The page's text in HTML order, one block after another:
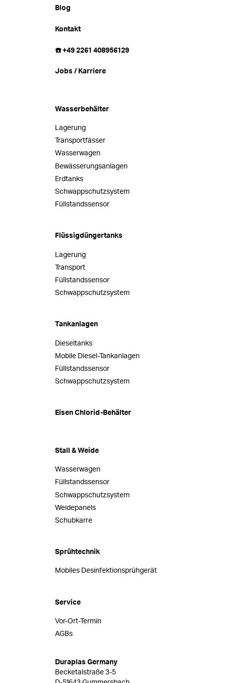
Blog
Kontakt
☎️ +49 2261 408956129
Jobs / Karriere
Wasserbehälter
Lagerung
Transportfässer
Wasserwagen
Bewässerungsanlagen
Erdtanks
Schwappschutzsystem
Füllstandssensor
Flüssigdüngertanks
Lagerung
Transport
Füllstandssensor
Schwappschutzsystem
Tankanlagen
Dieseltanks
Mobile Diesel-Tankanlagen
Füllstandssensor
Schwappschutzsystem
Eisen Chlorid-Behälter
Stall & Weide
Wasserwagen
Füllstandssensor
Schwappschutzsystem
Weidepanels
Schubkarre
Sprühtechnik
Mobiles Desinfektionsprühgerät
Service
Vor-Ort-Termin
AGBs
Duraplas Germany
Becketalstraße 3-5